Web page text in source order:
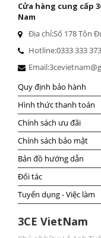
Cửa hàng cung cấp
Nam
Địa chỉ:Số 178 Tôn
Hotline:0333 333 373
Email:
Quy định bảo hành
Hình thức thanh toán
Chính sách ưu đãi
Chính sách bảo mật
Bản đồ hướng dẫn
Đối tác
Tuyển dụng - Việc làm
3CE VietNam